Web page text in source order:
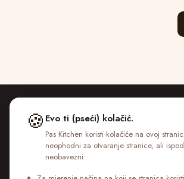
Vratili smo hranu u pseću
🍪 Evo ti (pseći) kolačić.
Pas Kitchen koristi kolačiće na ovoj
neophodni za otvaranje stranice, ali
neobavezni: